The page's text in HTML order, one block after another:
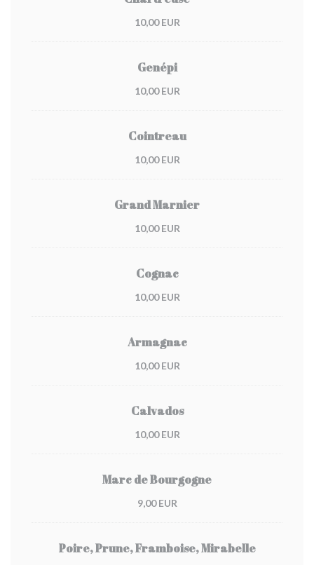
10,00 EUR
Genépi
10,00 EUR
Cointreau
10,00 EUR
Grand Marnier
10,00 EUR
Cognac
10,00 EUR
Armagnac
10,00 EUR
Calvados
10,00 EUR
Marc de Bourgogne
9,00 EUR
Poire, Prune, Framboise, Mirabelle